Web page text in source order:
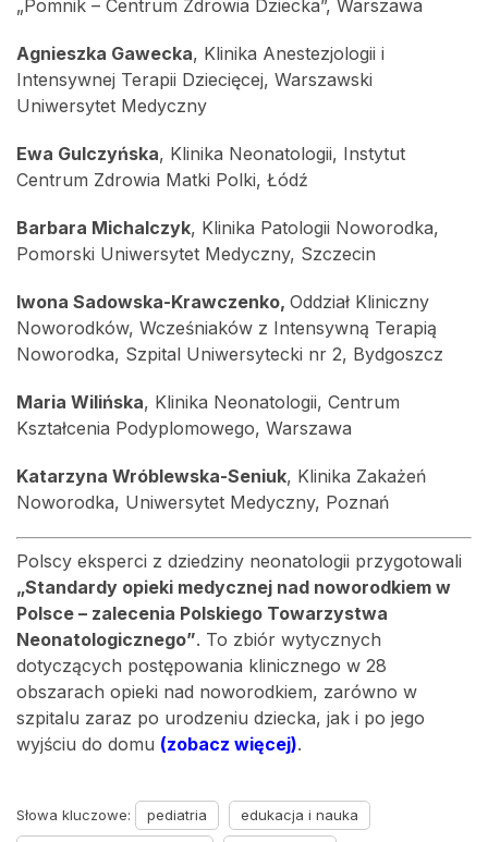
„Pomnik – Centrum Zdrowia Dziecka”, Warszawa
Agnieszka Gawecka, Klinika Anestezjologii i
Intensywnej Terapii Dziecięcej, Warszawski
Uniwersytet Medyczny
Ewa Gulczyńska, Klinika Neonatologii, Instytut
Centrum Zdrowia Matki Polki, Łódź
Barbara Michalczyk, Klinika Patologii Noworodka,
Pomorski Uniwersytet Medyczny, Szczecin
Iwona Sadowska-Krawczenko, Oddział Kliniczny
Noworodków, Wcześniaków z Intensywną Terapią
Noworodka, Szpital Uniwersytecki nr 2, Bydgoszcz
Maria Wilińska, Klinika Neonatologii, Centrum
Kształcenia Podyplomowego, Warszawa
Katarzyna Wróblewska-Seniuk, Klinika Zakażeń
Noworodka, Uniwersytet Medyczny, Poznań
Polscy eksperci z dziedziny neonatologii przygotowali
„Standardy opieki medycznej nad noworodkiem w
Polsce – zalecenia Polskiego Towarzystwa
Neonatologicznego”. To zbiór wytycznych
dotyczących postępowania klinicznego w 28
obszarach opieki nad noworodkiem, zarówno w
szpitalu zaraz po urodzeniu dziecka, jak i po jego
wyjściu do domu (zobacz więcej).
Słowa kluczowe: pediatria
edukacja i nauka